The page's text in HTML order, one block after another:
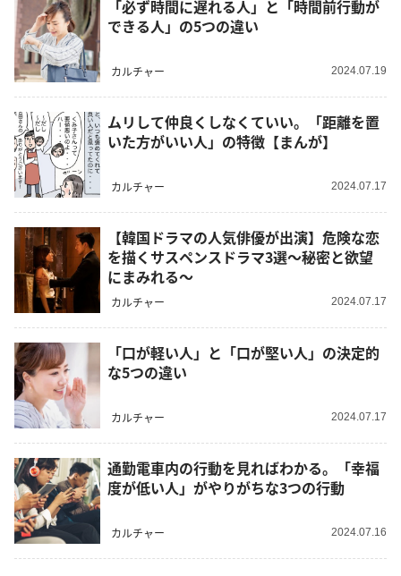
「必ず時間に遅れる人」と「時間前行動が
できる人」の5つの違い
カルチャー 2024.07.19
ムリして仲良くしなくていい。「距離を置
いた方がいい人」の特徴【まんが】
カルチャー 2024.07.17
【韓国ドラマの人気俳優が出演】危険な恋
を描くサスペンスドラマ3選～秘密と欲望
にまみれる～
カルチャー 2024.07.17
「口が軽い人」と「口が堅い人」の決定的
な5つの違い
カルチャー 2024.07.17
通勤電車内の行動を見ればわかる。「幸福
度が低い人」がやりがちな3つの行動
カルチャー 2024.07.16